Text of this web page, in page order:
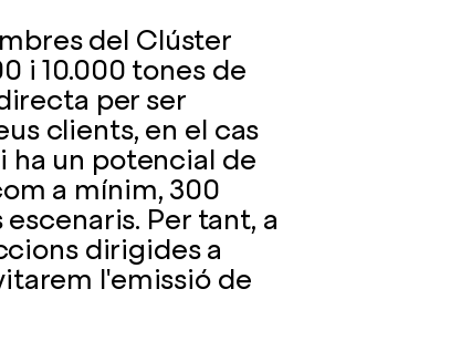
del Clúster
i 10.000 tones de
per ser
clients, en el cas
ha un potencial de
a mínim, 300
Per tant, a
dirigides a
l'emissió de